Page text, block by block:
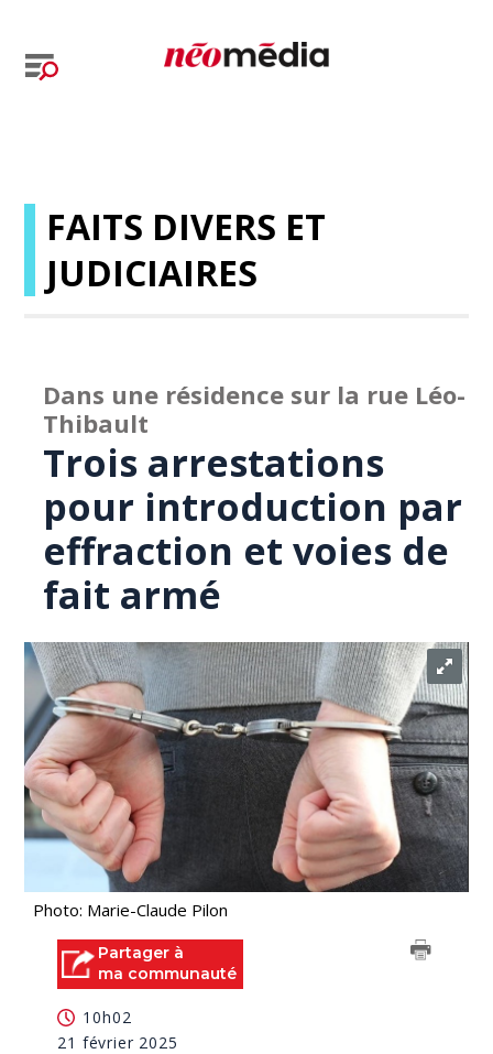
FAITS DIVERS ET
JUDICIAIRES
Dans une résidence sur la rue Léo-
Thibault
Trois arrestations
pour introduction par
effraction et voies de
fait armé
Photo: Marie-Claude Pilon
Partager à
ma communauté
10h02
21 février 2025